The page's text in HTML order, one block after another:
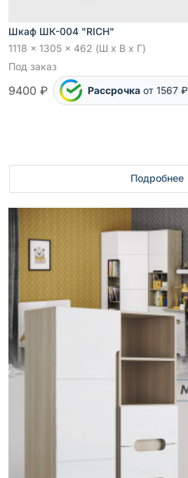
Шкаф ШК-004 "RICH"
1118 x 1305 x 462 (Ш x В x Г)
Под заказ
9400 ₽ Рассрочка от 1567 ₽
Подробнее